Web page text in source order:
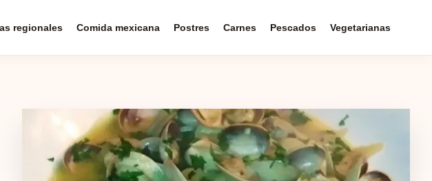
regionales Comida mexicana Postres Carnes Pescados Vegetarianas